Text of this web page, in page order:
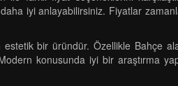
daha iyi anlayabilirsiniz. Fiyatlar
bir üründür. Özellikle Bahçe
konusunda iyi bir araştırma